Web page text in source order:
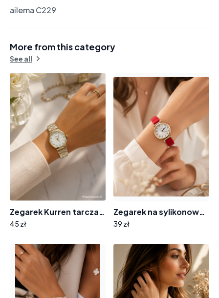
ailema C229
More from this category
See all
Zegarek Kurren tarcza cyrkonie F-7721
45 zł
Zegarek na sylikonowym pasku 8004 tarcza cyferki cyrkonie
39 zł